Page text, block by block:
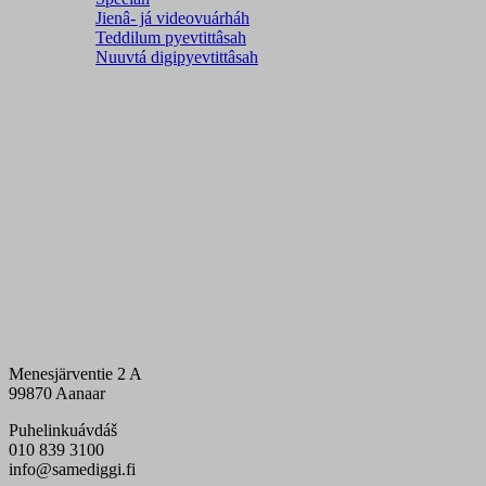
Jienâ- já videovuárháh
Teddilum pyevtittâsah
Nuuvtá digipyevtittâsah
Menesjärventie 2 A
99870 Aanaar
Puhelinkuávdáš
010 839 3100
info@samediggi.fi